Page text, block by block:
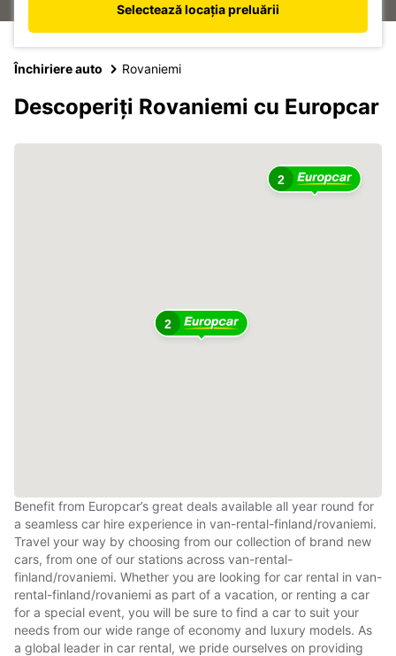
Selectează locația preluării
Închiriere auto Rovaniemi
Descoperiți Rovaniemi cu Europcar
2
2
Benefit from Europcar’s great deals available all year round for
a seamless car hire experience in van-rental-finland/rovaniemi.
Travel your way by choosing from our collection of brand new
cars, from one of our stations across van-rental-
finland/rovaniemi. Whether you are looking for car rental in van-
rental-finland/rovaniemi as part of a vacation, or renting a car
for a special event, you will be sure to find a car to suit your
needs from our wide range of economy and luxury models. As
a global leader in car rental, we pride ourselves on providing